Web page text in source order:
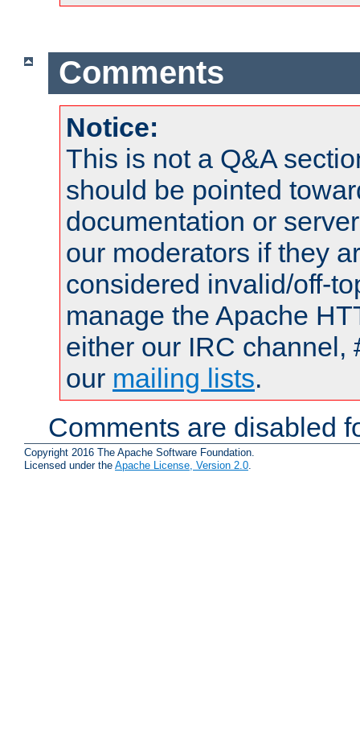
Comments
Notice:
This is not a Q&A
should be pointed
documentation or
our moderators if they
considered invalid/off-
manage the Apache
either our IRC channel,
our mailing lists.
Comments are disabled
Copyright 2016 The Apache Software Foundation.
Licensed under the Apache License, Version 2.0